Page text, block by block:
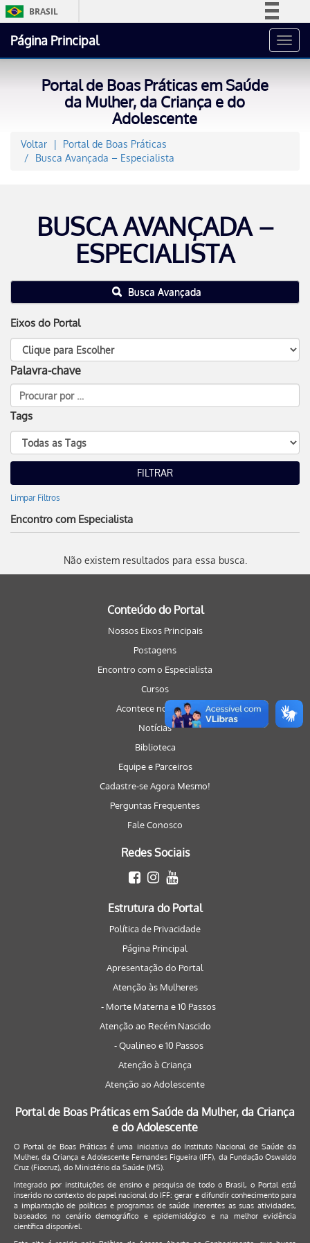
BRASIL
Acesso à informação
Página Principal
Portal de Boas Práticas em Saúde
da Mulher, da Criança e do
Adolescente
Voltar
Portal de Boas Práticas
Busca Avançada – Especialista
BUSCA AVANÇADA –
ESPECIALISTA
Busca Avançada
Eixos do Portal
Palavra-chave
Tags
Limpar Filtros
Encontro com Especialista
Não existem resultados para essa busca.
Conteúdo do Portal
Nossos Eixos Principais
Postagens
Encontro com o Especialista
Cursos
Acontece no Portal
Notícias
Biblioteca
Equipe e Parceiros
Cadastre-se Agora Mesmo!
Perguntas Frequentes
Fale Conosco
Redes Sociais
Estrutura do Portal
Política de Privacidade
Página Principal
Apresentação do Portal
Atenção às Mulheres
- Morte Materna e 10 Passos
Atenção ao Recém Nascido
- Qualineo e 10 Passos
Atenção à Criança
Atenção ao Adolescente
Portal de Boas Práticas em Saúde da Mulher, da Criança
e do Adolescente
O Portal de Boas Práticas é uma iniciativa do Instituto Nacional de Saúde da
Mulher, da Criança e Adolescente Fernandes Figueira (IFF), da Fundação Oswaldo
Cruz (Fiocruz), do Ministério da Saúde (MS).
Integrado por instituições de ensino e pesquisa de todo o Brasil, o Portal está
inserido no contexto do papel nacional do IFF: gerar e difundir conhecimento para
a implantação de políticas e programas de saúde inerentes as suas atividades,
baseados no cenário demográfico e epidemiológico e na melhor evidência
científica disponível.